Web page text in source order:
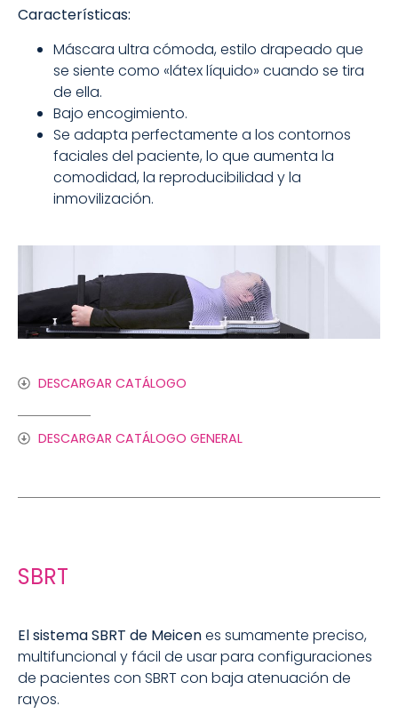
Características:
Máscara ultra cómoda, estilo drapeado que
se siente como «látex líquido» cuando se tira
de ella.
Bajo encogimiento.
Se adapta perfectamente a los contornos
faciales del paciente, lo que aumenta la
comodidad, la reproducibilidad y la
inmovilización.
DESCARGAR CATÁLOGO
DESCARGAR CATÁLOGO GENERAL
SBRT
El sistema SBRT de Meicenes sumamente preciso,
multifuncional y fácil de usar para configuraciones
de pacientes con SBRT con baja atenuación de
rayos.